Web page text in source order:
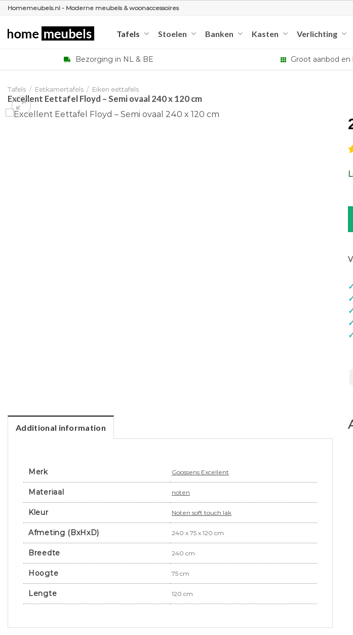
Ga
inhoud
Homemeubels.nl - Moderne meubels & woonaccessoires
Tafels Stoelen Banken Kasten Verlichting
Bezorging in NL & BE Groot aanbod en
Tafels / Eetkamertafels / Eiken eettafels
Excellent Eettafel Floyd – Semi ovaal 240 x 120 cm
Additional information
Merk Goossens Excellent
Materiaal noten
Kleur Noten soft touch lak
Afmeting (BxHxD) 240 x 75 x 120 cm
Breedte 240 cm
Hoogte 75 cm
Lengte 120 cm